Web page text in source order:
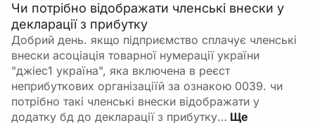
Чи потрібно відображати членські внески у
декларації з прибутку
Добрий день. якщо підприємство сплачує членські
внески асоціація товарної нумерації україни
"джіес1 україна", яка включена в реєст
неприбуткових організаціїй за ознакою 0039. чи
потрібно такі членські внески відображати у
додатку бд до декларації з прибутку…